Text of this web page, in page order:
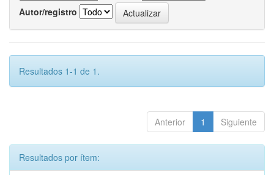
Autor/registro
Resultados 1-1 de 1.
Anterior 1 Siguiente
Resultados por ítem: